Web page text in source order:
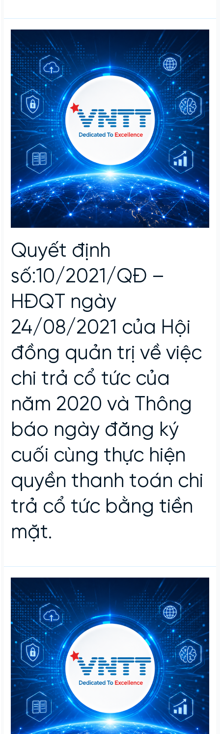
Quyết định
số:10/2021/QĐ –
HĐQT ngày
24/08/2021 của Hội
đồng quản trị về việc
chi trả cổ tức của
năm 2020 và Thông
báo ngày đăng ký
cuối cùng thực hiện
quyền thanh toán chi
trả cổ tức bằng tiền
mặt.